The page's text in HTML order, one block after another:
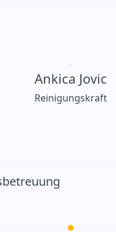
Ankica Jovic
Reinigungskraft